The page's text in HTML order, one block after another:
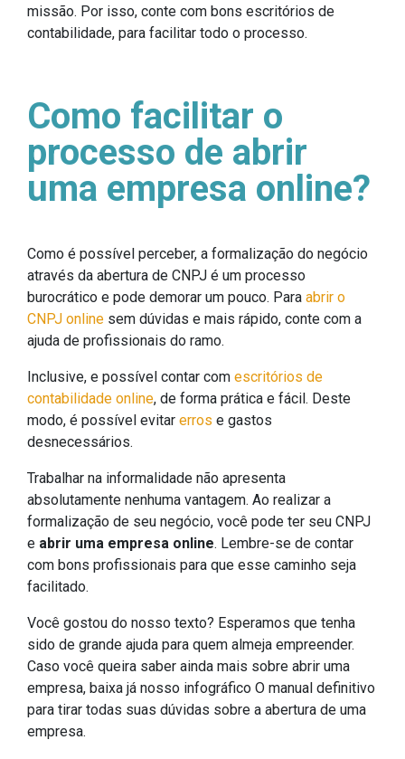
missão. Por isso, conte com bons escritórios de
contabilidade, para facilitar todo o processo.
Como facilitar o
processo de abrir
uma empresa online?
Como é possível perceber, a formalização do negócio
através da abertura de CNPJ é um processo
burocrático e pode demorar um pouco. Para abrir o
CNPJ online sem dúvidas e mais rápido, conte com a
ajuda de profissionais do ramo.
Inclusive, e possível contar com escritórios de
contabilidade online, de forma prática e fácil. Deste
modo, é possível evitar erros e gastos
desnecessários.
Trabalhar na informalidade não apresenta
absolutamente nenhuma vantagem. Ao realizar a
formalização de seu negócio, você pode ter seu CNPJ
e abrir uma empresa online. Lembre-se de contar
com bons profissionais para que esse caminho seja
facilitado.
Você gostou do nosso texto? Esperamos que tenha
sido de grande ajuda para quem almeja empreender.
Caso você queira saber ainda mais sobre abrir uma
empresa, baixa já nosso infográfico O manual definitivo
para tirar todas suas dúvidas sobre a abertura de uma
empresa.